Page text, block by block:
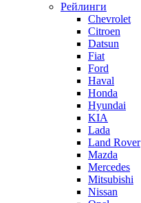
Рейлинги
Chevrolet
Citroen
Datsun
Fiat
Ford
Haval
Honda
Hyundai
KIA
Lada
Land Rover
Mazda
Mercedes
Mitsubishi
Nissan